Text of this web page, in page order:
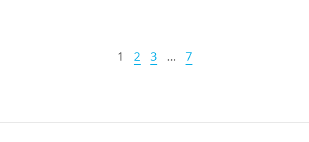
1 2 3 … 7